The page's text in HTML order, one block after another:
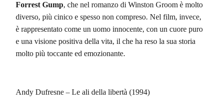
Forrest Gump, che nel romanzo di Winston Groom è molto
diverso, più cinico e spesso non compreso. Nel film, invece,
è rappresentato come un uomo innocente, con un cuore puro
e una visione positiva della vita, il che ha reso la sua storia
molto più toccante ed emozionante.
Andy Dufresne – Le ali della libertà (1994)